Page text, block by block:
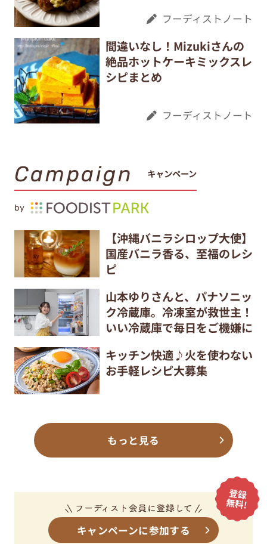
フーディストノート
間違いなし！Mizukiさんの
絶品ホットケーキミックスレ
シピまとめ
フーディストノート
Campaign キャンペーン
by
【沖縄バニラシロップ大使】
国産バニラ香る、至福のレシ
ピ
山本ゆりさんと、パナソニッ
ク冷蔵庫。冷凍室が救世主！
いい冷蔵庫で毎日をご機嫌に
キッチン快適♪火を使わない
お手軽レシピ大募集
もっと見る
キャンペーンに参加する